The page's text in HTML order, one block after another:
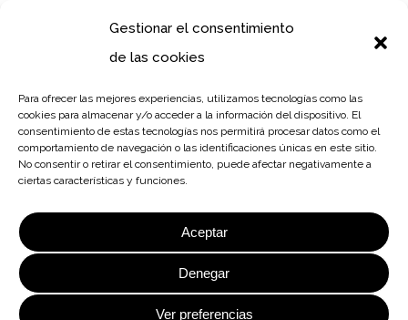
Gestionar el consentimiento
de las cookies
Para ofrecer las mejores experiencias, utilizamos tecnologías como las
cookies para almacenar y/o acceder a la información del dispositivo. El
consentimiento de estas tecnologías nos permitirá procesar datos como el
comportamiento de navegación o las identificaciones únicas en este sitio.
No consentir o retirar el consentimiento, puede afectar negativamente a
ciertas características y funciones.
Aceptar
Denegar
Ver preferencias